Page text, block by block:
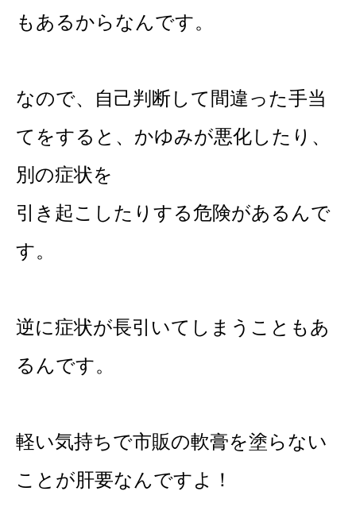
もあるからなんです。
なので、自己判断して間違った手当
てをすると、かゆみが悪化したり、
別の症状を
引き起こしたりする危険があるんで
す。
逆に症状が長引いてしまうこともあ
るんです。
軽い気持ちで市販の軟膏を塗らない
ことが肝要なんですよ！